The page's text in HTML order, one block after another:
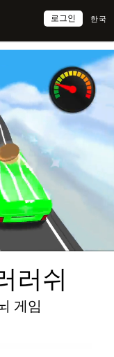
한국
로그인
러쉬
게임